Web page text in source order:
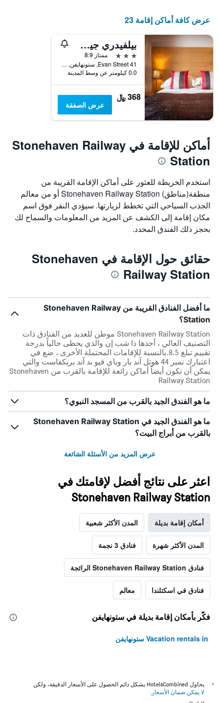
عرض كافة أماكن إقامة 23
بيلفيدري جيست هاوس
3 نجوم
ممتاز 8.9
41 Evan Street, ستونهايفن, المملكة المتحدة
0.0 كيلومتر عن وسط المدينة
368 ﷼
عرض الصفقة
أماكن للإقامة في Stonehaven Railway
Station
استخدم الخريطة للعثور على أماكن الإقامة القريبة من
منطقة(مناطق) Stonehaven Railway Station أو من معالم
الجذب السياحي التي تخطط لزيارتها. سيؤدي النقر فوق اسم
مكان إقامة إلى الكشف عن المزيد من المعلومات والسماح لك
بحجز ذلك الفندق المحدد.
حقائق حول الإقامة في Stonehaven
Railway Station
ما أفضل الفنادق القريبة من Stonehaven Railway
Station؟
Stonehaven Railway Station موطن للعديد من الفنادق ذات
التصنيف العالي ، أحدها ذا شب إن والذي يحظى حالياً بدرجة
تقييم تبلغ 8.5.بالنسبة للإقامات المحتملة الأخرى ، ضع في
اعتبارك نمبر 44 هوتل آند بار وباي فيو بد آند بريكفاست والتي
يمكن أن تكون أيضاً أماكن رائعة للإقامة بالقرب من Stonehaven
Railway Station
ما هو الفندق الجيد بالقرب من المسجد النبوي؟
ما هو الفندق الجيد في Stonehaven Railway Station
بالقرب من أبراج البيت؟
عرض المزيد من الأسئلة الشائعة
اعثر على نتائج أفضل لإقامتك في
Stonehaven Railway Station
أمكان إقامة بديلة المدن الأكثر شعبية
المدن الأكثر شهرة فنادق 3 نجمة
فنادق Stonehaven Railway Station الرائجة
فنادق في اسكتلندا معالم
فكّر بأمكان إقامة بديلة في ستونهايفن
Vacation rentals in ستونهايفن
*
يحاول HotelsCombined بشكل دائم الحصول على الأسعار الدقيقة، ولكن
لا يمكن ضمان الأسعار .